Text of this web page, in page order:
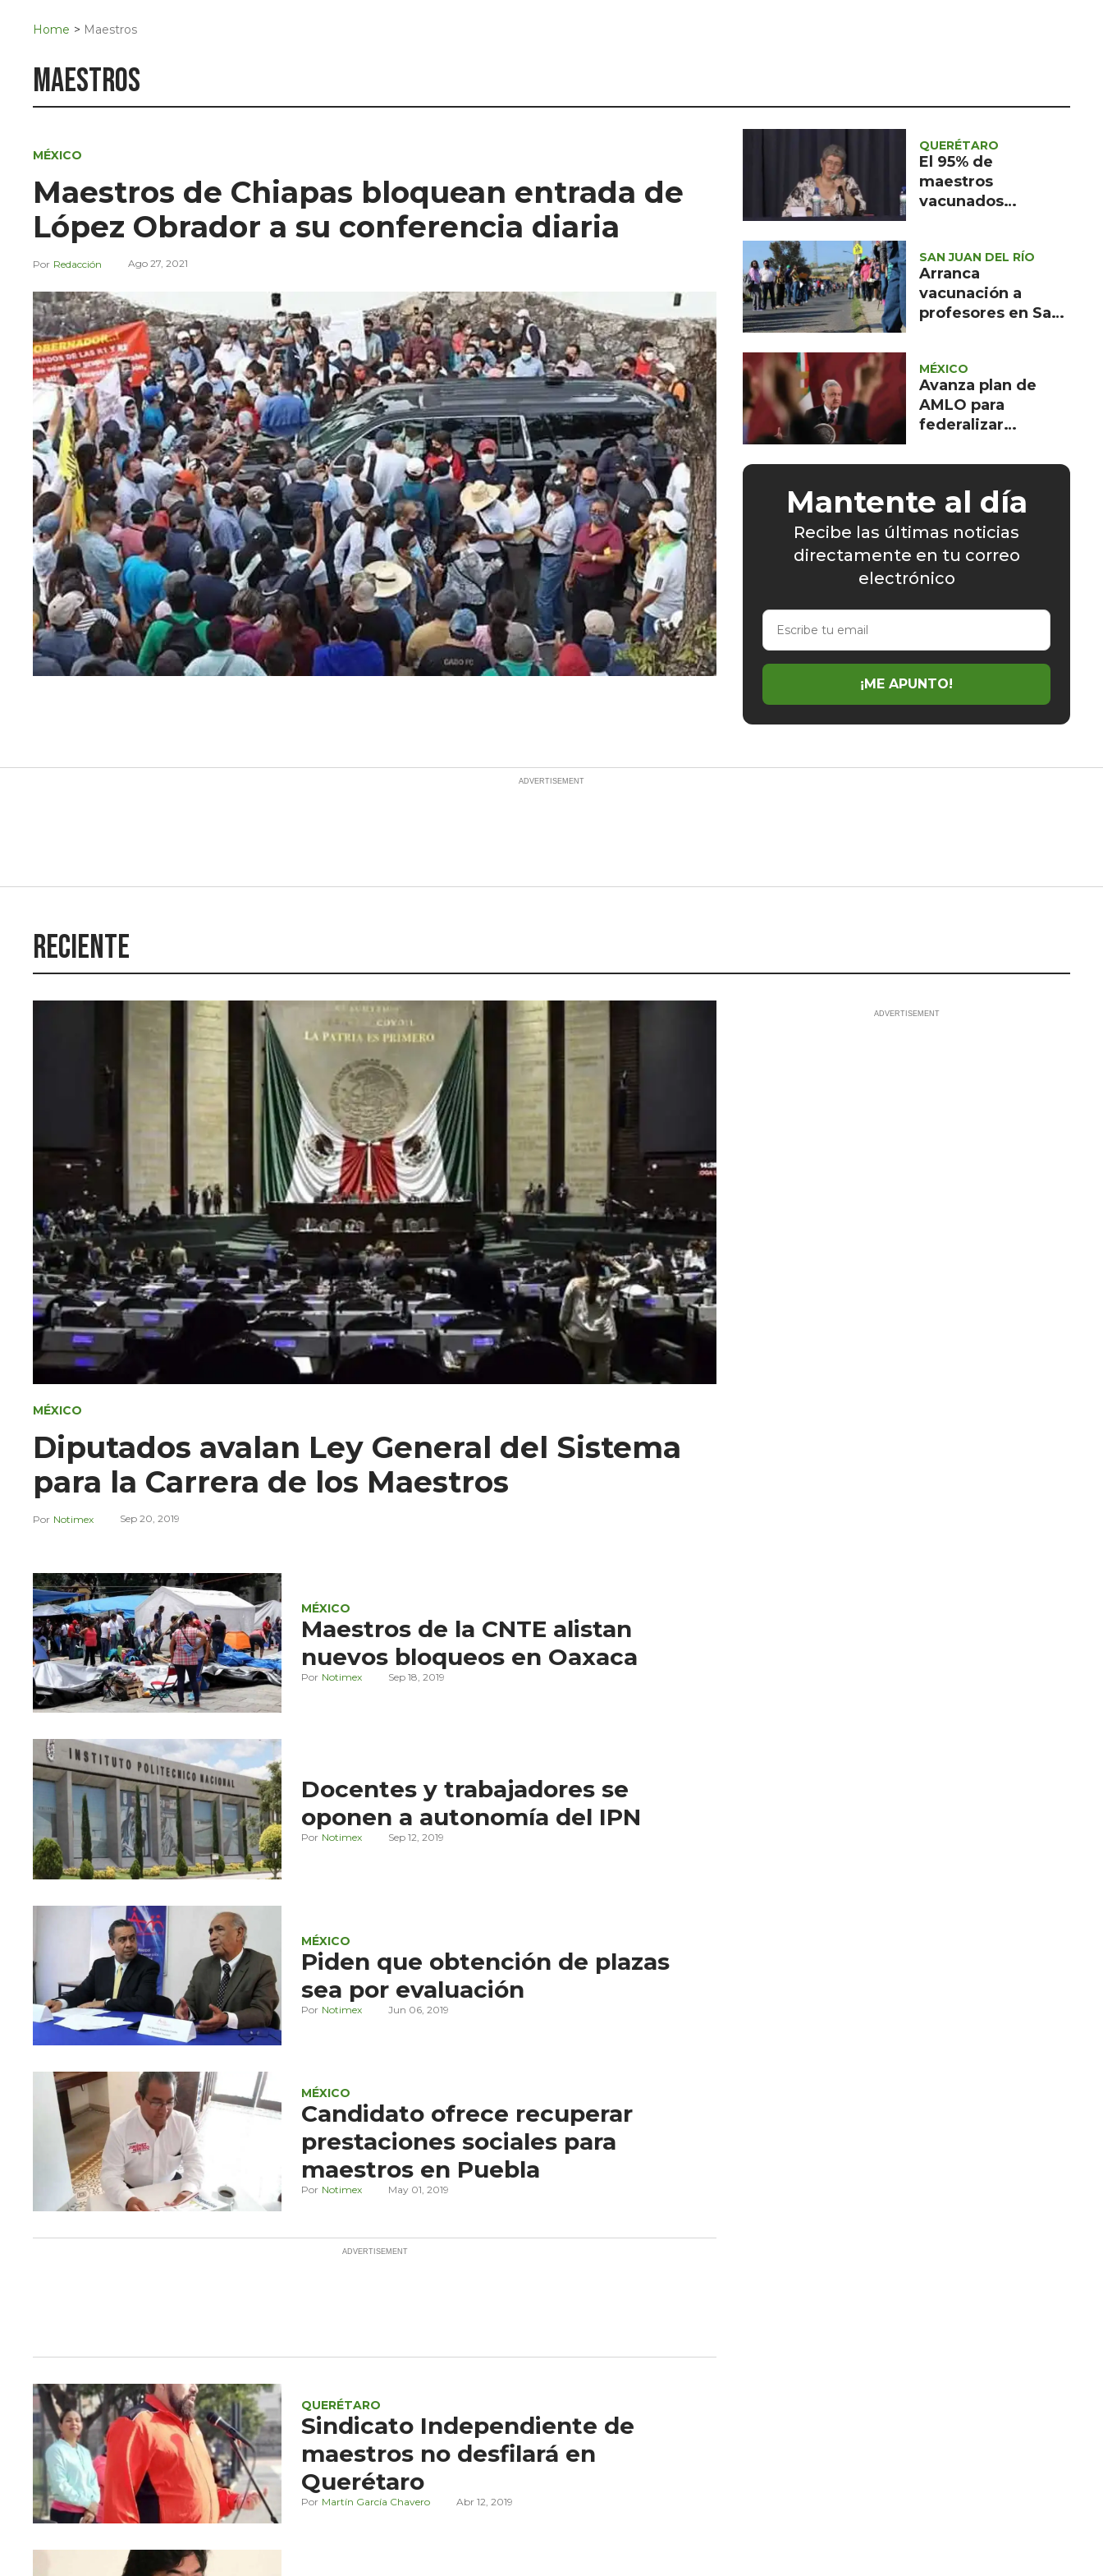
Asuntos Sociales
Estilo de vida
Opinión
Home > Maestros
maestros
MÉXICO
Maestros de Chiapas bloquean entrada de
López Obrador a su conferencia diaria
Redacción Ago 27, 2021
QUERÉTARO
El 95% de
maestros
vacunados
SAN JUAN DEL RÍO
Arranca
vacunación a
profesores en San
MÉXICO
Avanza plan de
AMLO para
federalizar
maestros
Mantente al día
Recibe las últimas noticias
directamente en tu correo
electrónico
Escribe
email
¡ME APUNTO!
Reciente
MÉXICO
Diputados avalan Ley General del Sistema
para la Carrera de los Maestros
Notimex Sep 20, 2019
MÉXICO
Maestros de la CNTE alistan
nuevos bloqueos en Oaxaca
Notimex Sep 18, 2019
Docentes y trabajadores se
oponen a autonomía del IPN
Notimex Sep 12, 2019
MÉXICO
Piden que obtención de plazas
sea por evaluación
Notimex Jun 06, 2019
MÉXICO
Candidato ofrece recuperar
prestaciones sociales para
maestros en Puebla
Notimex May 01, 2019
QUERÉTARO
Sindicato Independiente de
maestros no desfilará en
Querétaro
Martín García Chavero Abr 12, 2019